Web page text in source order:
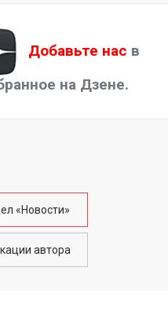
Добавьте нас в
на Дзене.
«Новости»
автора